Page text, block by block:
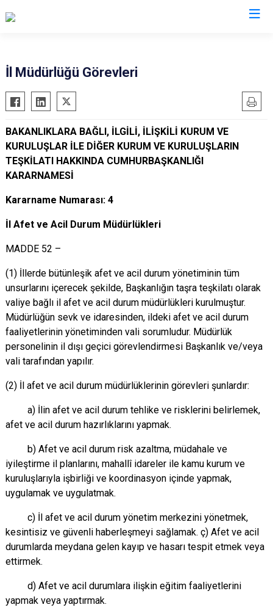
İl Müdürlüğü Görevleri
BAKANLIKLARA BAĞLI, İLGİLİ, İLİŞKİLİ KURUM VE
KURULUŞLAR İLE DİĞER KURUM VE KURULUŞLARIN
TEŞKİLATI HAKKINDA CUMHURBAŞKANLIĞI
KARARNAMESİ
Kararname Numarası: 4
İl Afet ve Acil Durum Müdürlükleri
MADDE 52 –
(1) İllerde bütünleşik afet ve acil durum yönetiminin tüm
unsurlarını içerecek şekilde, Başkanlığın taşra teşkilatı olarak
valiye bağlı il afet ve acil durum müdürlükleri kurulmuştur.
Müdürlüğün sevk ve idaresinden, ildeki afet ve acil durum
faaliyetlerinin yönetiminden vali sorumludur. Müdürlük
personelinin il dışı geçici görevlendirmesi Başkanlık ve/veya
vali tarafından yapılır.
(2) İl afet ve acil durum müdürlüklerinin görevleri şunlardır:
a) İlin afet ve acil durum tehlike ve risklerini belirlemek,
afet ve acil durum hazırlıklarını yapmak.
b) Afet ve acil durum risk azaltma, müdahale ve
iyileştirme il planlarını, mahallî idareler ile kamu kurum ve
kuruluşlarıyla işbirliği ve koordinasyon içinde yapmak,
uygulamak ve uygulatmak.
c) İl afet ve acil durum yönetim merkezini yönetmek,
kesintisiz ve güvenli haberleşmeyi sağlamak. ç) Afet ve acil
durumlarda meydana gelen kayıp ve hasarı tespit etmek veya
ettirmek.
d) Afet ve acil durumlara ilişkin eğitim faaliyetlerini
yapmak veya yaptırmak.